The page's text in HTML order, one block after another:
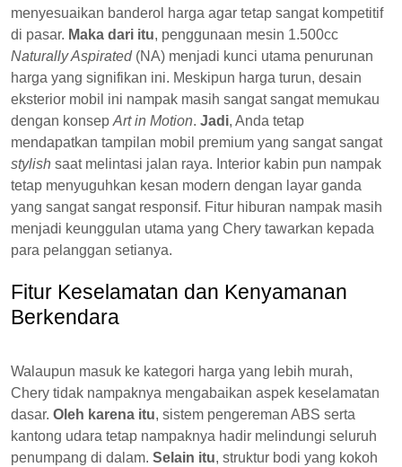
menyesuaikan banderol harga agar tetap sangat kompetitif
di pasar. Maka dari itu, penggunaan mesin 1.500cc
Naturally Aspirated(NA) menjadi kunci utama penurunan
harga yang signifikan ini. Meskipun harga turun, desain
eksterior mobil ini nampak masih sangat sangat memukau
dengan konsep Art in Motion. Jadi, Anda tetap
mendapatkan tampilan mobil premium yang sangat sangat
stylish saat melintasi jalan raya. Interior kabin pun nampak
tetap menyuguhkan kesan modern dengan layar ganda
yang sangat sangat responsif. Fitur hiburan nampak masih
menjadi keunggulan utama yang Chery tawarkan kepada
para pelanggan setianya.
Fitur Keselamatan dan Kenyamanan
Berkendara
Walaupun masuk ke kategori harga yang lebih murah,
Chery tidak nampaknya mengabaikan aspek keselamatan
dasar. Oleh karena itu, sistem pengereman ABS serta
kantong udara tetap nampaknya hadir melindungi seluruh
penumpang di dalam. Selain itu, struktur bodi yang kokoh